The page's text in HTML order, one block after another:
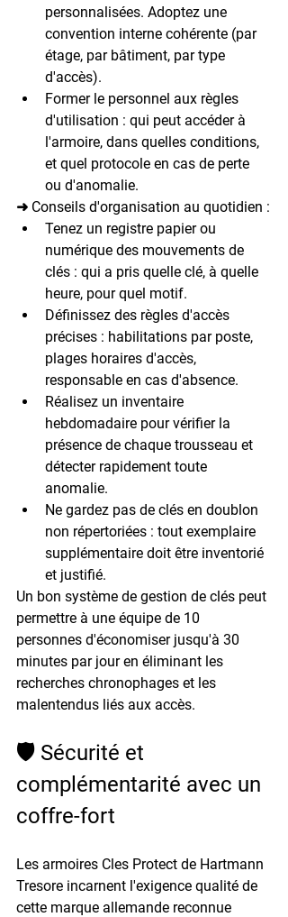
personnalisées. Adoptez une
convention interne cohérente (par
étage, par bâtiment, par type
d'accès).
Former le personnel aux règles
d'utilisation : qui peut accéder à
l'armoire, dans quelles conditions,
et quel protocole en cas de perte
ou d'anomalie.
➜ Conseils d'organisation au quotidien :
Tenez un registre papier ou
numérique des mouvements de
clés : qui a pris quelle clé, à quelle
heure, pour quel motif.
Définissez des règles d'accès
précises : habilitations par poste,
plages horaires d'accès,
responsable en cas d'absence.
Réalisez un inventaire
hebdomadaire pour vérifier la
présence de chaque trousseau et
détecter rapidement toute
anomalie.
Ne gardez pas de clés en doublon
non répertoriées : tout exemplaire
supplémentaire doit être inventorié
et justifié.
Un bon système de gestion de clés peut
permettre à une équipe de 10
personnes d'économiser jusqu'à 30
minutes par jour en éliminant les
recherches chronophages et les
malentendus liés aux accès.
🛡️ Sécurité et
complémentarité avec un
coffre-fort
Les armoires Cles Protect de Hartmann
Tresore incarnent l'exigence qualité de
cette marque allemande reconnue